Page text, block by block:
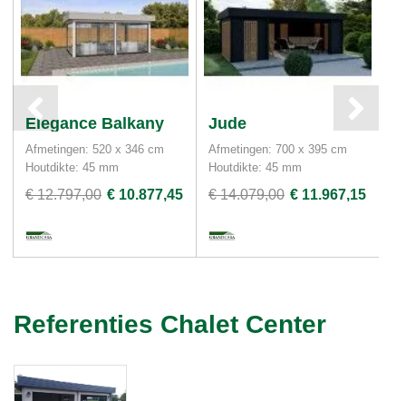
Elegance Balkany
Afmetingen: 520 x 346 cm
Houtdikte: 45 mm
€ 12.797,00 € 10.877,45
Jude
Afmetingen: 700 x 395 cm
Houtdikte: 45 mm
€ 14.079,00 € 11.967,15
Referenties Chalet Center